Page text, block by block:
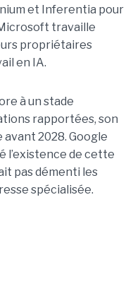
et Inferentia pour
travaille
propriétaires
en IA.
à un stade
rapportées, son
2028. Google
l’existence de cette
pas démenti les
spécialisée.